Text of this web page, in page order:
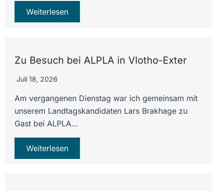
Weiterlesen
Zu Besuch bei ALPLA in Vlotho-Exter
Juli 18, 2026
Am vergangenen Dienstag war ich gemeinsam mit
unserem Landtagskandidaten Lars Brakhage zu
Gast bei ALPLA…
Weiterlesen